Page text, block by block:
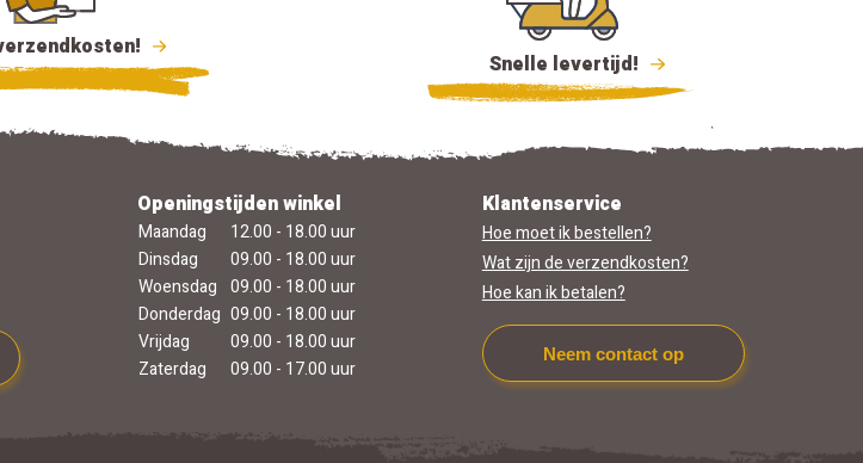
Snelle levertijd!
Openingstijden winkel
Maandag
12.00 - 18.00 uur
Dinsdag
09.00 - 18.00 uur
Woensdag 09.00 - 18.00 uur
Donderdag 09.00 - 18.00 uur
Vrijdag
09.00 - 18.00 uur
Zaterdag
09.00 - 17.00 uur
Klantenservice
Hoe moet ik bestellen?
Wat zijn de verzendkosten?
Hoe kan ik betalen?
Neem contact op